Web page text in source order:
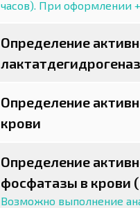
часов). При оформлении
Определение
Определение
крови
Определение
фосфатазы в
Возможно выполнение